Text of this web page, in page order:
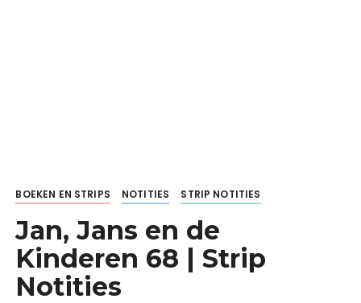
BOEKEN EN STRIPS NOTITIES STRIP NOTITIES
Jan, Jans en de
Kinderen 68 | Strip
Notities